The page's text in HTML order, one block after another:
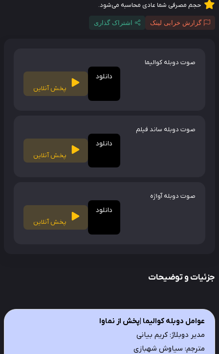
حجم مصرفی شما عادی محاسبه می‌شود.
گزارش خرابی لینک اشتراک گذاری
صوت دوبله کوالیما
دانلود
پخش آنلاین
صوت دوبله ساند فیلم
دانلود
پخش آنلاین
صوت دوبله آواژه
دانلود
پخش آنلاین
و توضیحات
عوامل دوبله کوالیما |پخش از نماوا
مدیر دوبلاژ: کریم بیانی
مترجم: سیاوش شهبازی